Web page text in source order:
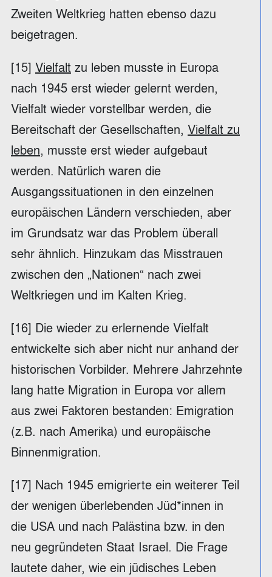
Zweiten Weltkrieg hatten ebenso dazu
beigetragen.
[15] Vielfalt zu leben musste in Europa
nach 1945 erst wieder gelernt werden,
Vielfalt wieder vorstellbar werden, die
Bereitschaft der Gesellschaften, Vielfalt zu
leben, musste erst wieder aufgebaut
werden. Natürlich waren die
Ausgangssituationen in den einzelnen
europäischen Ländern verschieden, aber
im Grundsatz war das Problem überall
sehr ähnlich. Hinzukam das Misstrauen
zwischen den „Nationen“ nach zwei
Weltkriegen und im Kalten Krieg.
[16] Die wieder zu erlernende Vielfalt
entwickelte sich aber nicht nur anhand der
historischen Vorbilder. Mehrere Jahrzehnte
lang hatte Migration in Europa vor allem
aus zwei Faktoren bestanden: Emigration
(z.B. nach Amerika) und europäische
Binnenmigration.
[17] Nach 1945 emigrierte ein weiterer Teil
der wenigen überlebenden Jüd*innen in
die USA und nach Palästina bzw. in den
neu gegründeten Staat Israel. Die Frage
lautete daher, wie ein jüdisches Leben